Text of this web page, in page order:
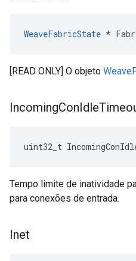
WeaveFabricState *
[READ ONLY] O objeto
IncomingConIdle
uint32_t
Tempo limite de inatividade
para conexões de entrada.
Inet